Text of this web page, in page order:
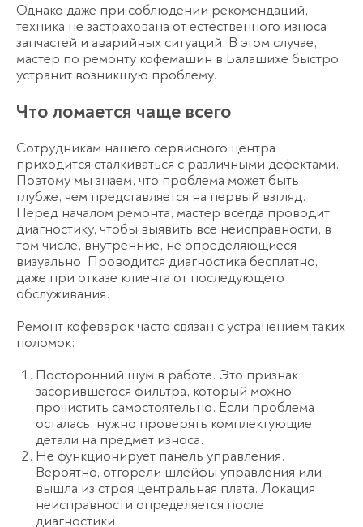
Однако даже при соблюдении рекомендаций,
техника не застрахована от естественного износа
запчастей и аварийных ситуаций. В этом случае,
мастер по ремонту кофемашин в Балашихе быстро
устранит возникшую проблему.
Что ломается чаще всего
Сотрудникам нашего сервисного центра
приходится сталкиваться с различными дефектами.
Поэтому мы знаем, что проблема может быть
глубже, чем представляется на первый взгляд.
Перед началом ремонта, мастер всегда проводит
диагностику, чтобы выявить все неисправности, в
том числе, внутренние, не определяющиеся
визуально. Проводится диагностика бесплатно,
даже при отказе клиента от последующего
обслуживания.
Ремонт кофеварок часто связан с устранением таких
поломок:
Посторонний шум в работе. Это признак
засорившегося фильтра, который можно
прочистить самостоятельно. Если проблема
осталась, нужно проверять комплектующие
детали на предмет износа.
Не функционирует панель управления.
Вероятно, отгорели шлейфы управления или
вышла из строя центральная плата. Локация
неисправности определяется после
диагностики.